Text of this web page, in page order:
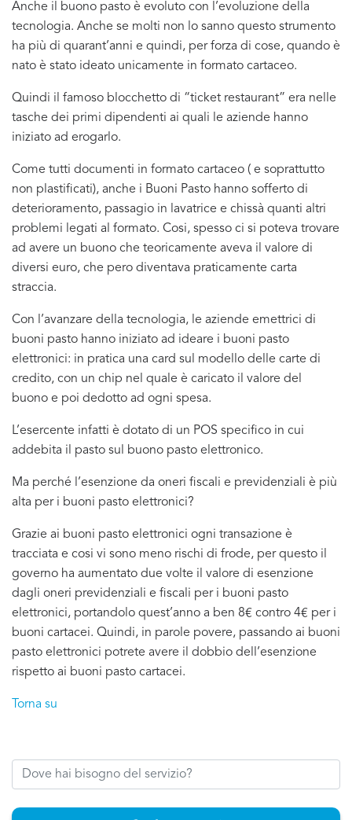
Anche il buono pasto è evoluto con l’evoluzione della
tecnologia. Anche se molti non lo sanno questo strumento
ha più di quarant’anni e quindi, per forza di cose, quando è
nato è stato ideato unicamente in formato cartaceo.
Quindi il famoso blocchetto di “ticket restaurant” era nelle
tasche dei primi dipendenti ai quali le aziende hanno
iniziato ad erogarlo.
Come tutti documenti in formato cartaceo ( e soprattutto
non plastificati), anche i Buoni Pasto hanno sofferto di
deterioramento, passagio in lavatrice e chissà quanti altri
problemi legati al formato. Cosi, spesso ci si poteva trovare
ad avere un buono che teoricamente aveva il valore di
diversi euro, che pero diventava praticamente carta
straccia.
Con l’avanzare della tecnologia, le aziende emettrici di
buoni pasto hanno iniziato ad ideare i buoni pasto
elettronici: in pratica una card sul modello delle carte di
credito, con un chip nel quale è caricato il valore del
buono e poi dedotto ad ogni spesa.
L’esercente infatti è dotato di un POS specifico in cui
addebita il pasto sul buono pasto elettronico.
Ma perché l’esenzione da oneri fiscali e previdenziali è più
alta per i buoni pasto elettronici?
Grazie ai buoni pasto elettronici ogni transazione è
tracciata e cosi vi sono meno rischi di frode, per questo il
governo ha aumentato due volte il valore di esenzione
dagli oneri previdenziali e fiscali per i buoni pasto
elettronici, portandolo quest’anno a ben 8€ contro 4€ per i
buoni cartacei. Quindi, in parole povere, passando ai buoni
pasto elettronici potrete avere il dobbio dell’esenzione
rispetto ai buoni pasto cartacei.
Torna su